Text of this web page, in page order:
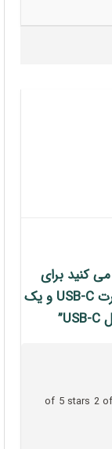
کنید برای
“شارژر دیواری یوگرین 140 وات با دو پورت USB-C و یک
2